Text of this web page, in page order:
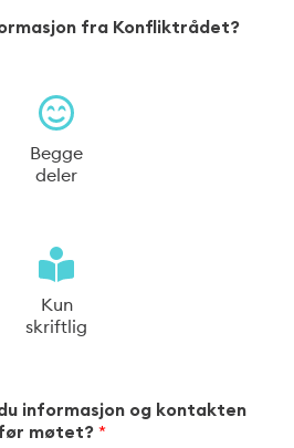
fra Konfliktrådet?
Begge
deler
Kun
skriftlig
informasjon og kontakten
møtet? *